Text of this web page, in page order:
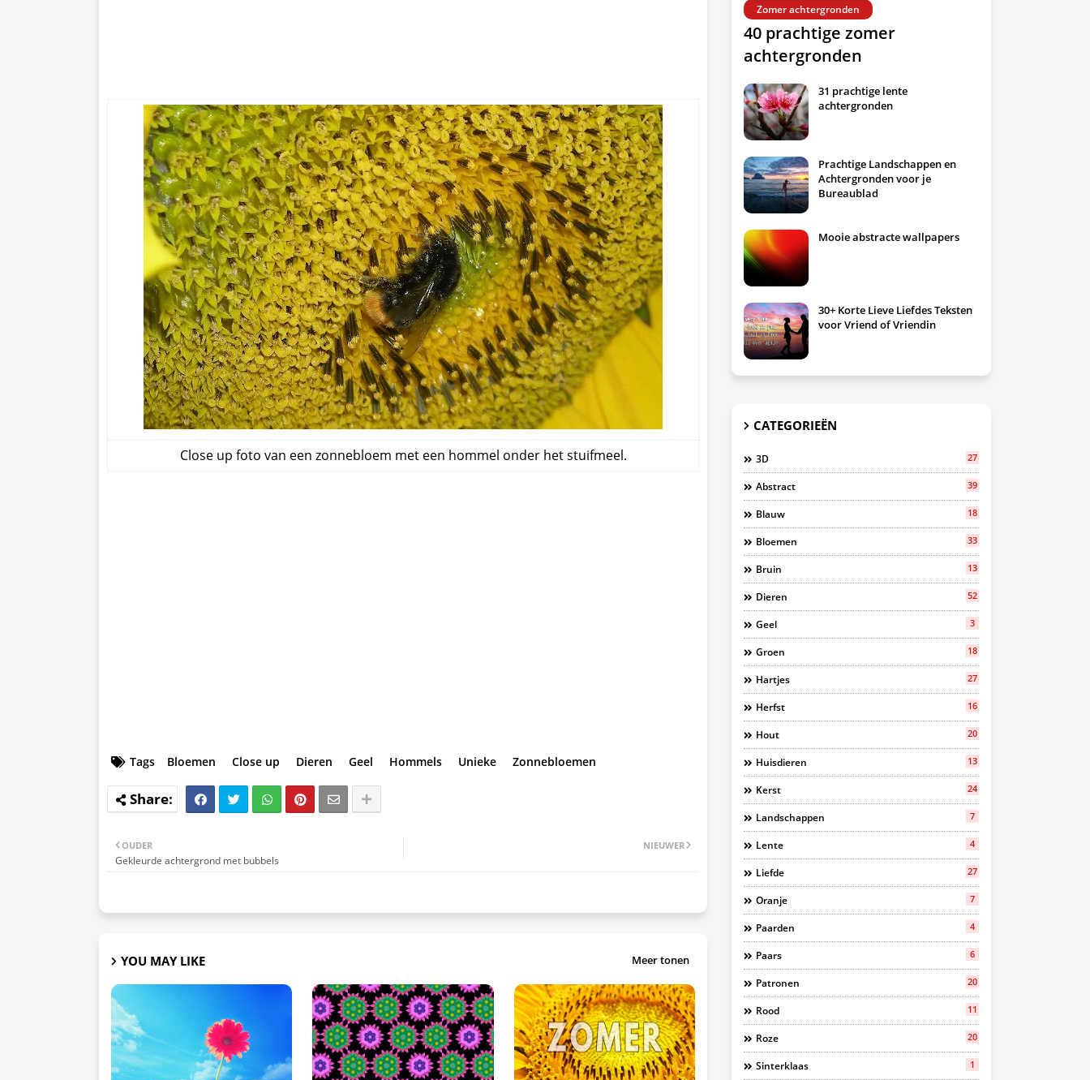
Close up foto van een zonnebloem met een hommel onder het stuifmeel.
Tags Bloemen Close up Dieren Geel Hommels Unieke Zonnebloemen
NIEUWER
OUDER
Gekleurde achtergrond met bubbels
YOU MAY LIKE Meer tonen
Zomer achtergronden
40 prachtige zomer
achtergronden
31 prachtige lente
achtergronden
Prachtige Landschappen en
Achtergronden voor je
Bureaublad
Mooie abstracte wallpapers
30+ Korte Lieve Liefdes Teksten
voor Vriend of Vriendin
CATEGORIEËN
3D 27
Abstract 39
Blauw 18
Bloemen 33
Bruin 13
Dieren 52
Geel 3
Groen 18
Hartjes 27
Herfst 16
Hout 20
Huisdieren 13
Kerst 24
Landschappen 7
Lente 4
Liefde 27
Oranje 7
Paarden 4
Paars 6
Patronen 20
Rood 11
Roze 20
Sinterklaas 1